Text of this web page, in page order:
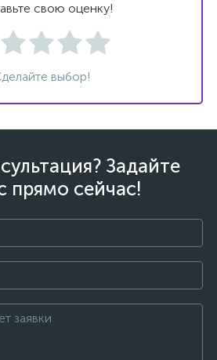
свою оценку!
выбор!
Задайте
прямо сейчас!